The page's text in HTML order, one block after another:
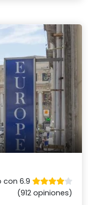
con 6.9
(912 opiniones)